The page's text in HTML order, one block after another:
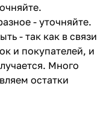
- уточняйте.
- так как в связи
и покупателей, и
Много
остатки